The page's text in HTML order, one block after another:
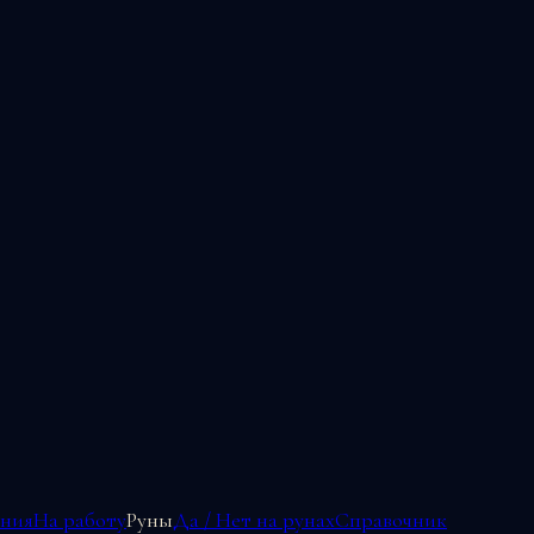
На работуРуныДа / Нет на рунахСправочник